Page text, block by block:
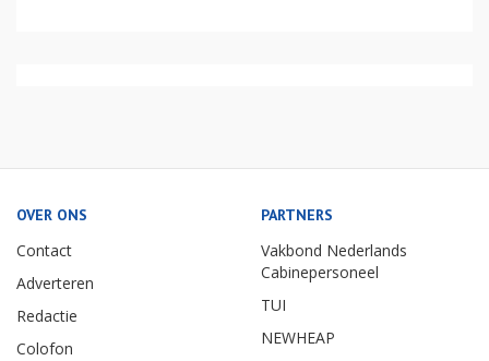
OVER ONS
Contact
Adverteren
Redactie
Colofon
PARTNERS
Vakbond Nederlands
Cabinepersoneel
TUI
NEWHEAP